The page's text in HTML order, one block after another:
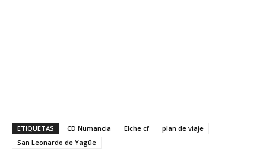
ETIQUETAS CD Numancia Elche cf
plan de viaje
San Leonardo de Yagüe